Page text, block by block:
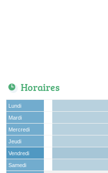
Horaires
Lundi
Mardi
Mercredi
Jeudi
Vendredi
Samedi